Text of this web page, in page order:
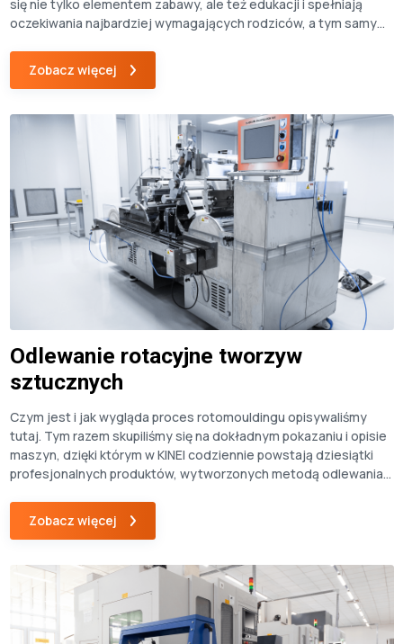
się nie tylko elementem zabawy, ale też edukacji i spełniają
oczekiwania najbardziej wymagających rodziców, a tym samym
omawiamy proces produkcji zabawek z tworzyw sztucznych,
wskazując na jego kluczowe aspekty. Jakie materiały do
Zobacz więcej
Odlewanie rotacyjne tworzyw
sztucznych
Czym jest i jak wygląda proces rotomouldingu opisywaliśmy
tutaj. Tym razem skupiliśmy się na dokładnym pokazaniu i opisie
maszyn, dzięki którym w KINEI codziennie powstają dziesiątki
profesjonalnych produktów, wytworzonych metodą odlewania
ciekawa technologia, która nierzadko może być alternatywą dla
wtrysku lub druku 3D. Przetwórstwo tworzyw sztucznych przy
Zobacz więcej